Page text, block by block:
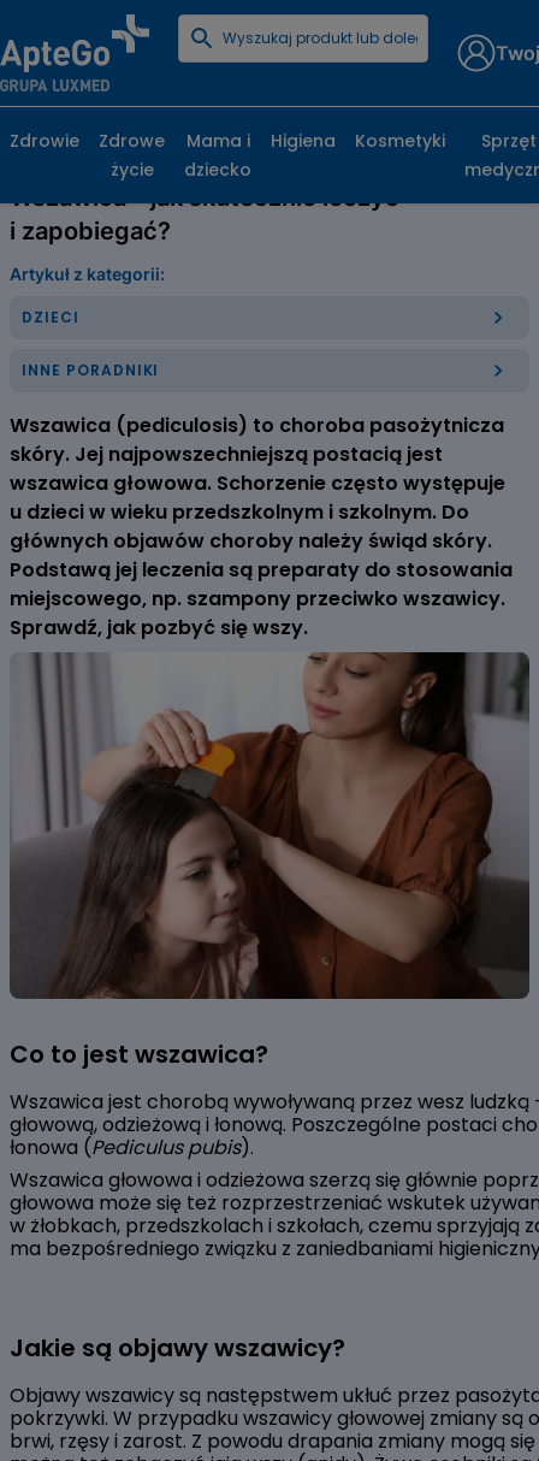
Strona główna
Wszawica – jak skutecznie leczyć
i zapobiegać?
Artykuł z kategorii:
DZIECI
INNE PORADNIKI
Wszawica (pediculosis) to choroba pasożytnicza
skóry. Jej najpowszechniejszą postacią jest
wszawica głowowa. Schorzenie często występuje
u dzieci w wieku przedszkolnym i szkolnym. Do
głównych objawów choroby należy świąd skóry.
Podstawą jej leczenia są preparaty do stosowania
miejscowego, np. szampony przeciwko wszawicy.
Sprawdź, jak pozbyć się wszy.
Co to jest wszawica?
Wszawica jest chorobą wywoływaną przez wesz
głowową, odzieżową i łonową. Poszczególne postaci
łonowa (Pediculus pubis).
Wszawica głowowa i odzieżowa szerzą się głównie
głowowa może się też rozprzestrzeniać wskutek
w żłobkach, przedszkolach i szkołach, czemu
ma bezpośredniego związku z zaniedbaniami
Jakie są objawy wszawicy?
Objawy wszawicy są następstwem ukłuć przez
pokrzywki. W przypadku wszawicy głowowej zmiany są
brwi, rzęsy i zarost. Z powodu drapania zmiany mogą
Zdrowie
Zdrowe
życie
Mama i
dziecko
Higiena Kosmetyki
Sprzęt